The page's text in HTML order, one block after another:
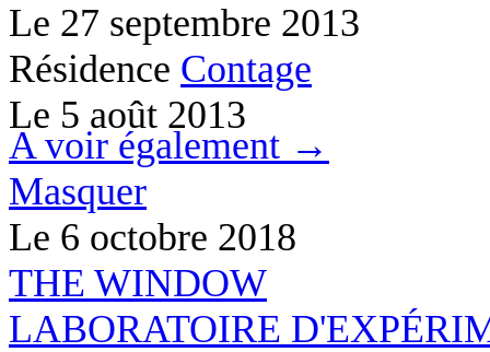
Le 27 septembre 2013
Résidence Contage
Le 5 août 2013
A voir également →
Masquer
Le 6 octobre 2018
THE WINDOW
LABORATOIRE